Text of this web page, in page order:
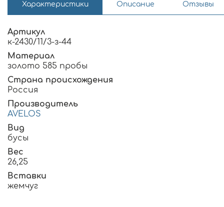
Характеристики Описание Отзывы
Артикул
к-2430/11/3-з-44
Материал
золото 585 пробы
Страна происхождения
Россия
Производитель
AVELOS
Вид
бусы
Вес
26,25
Вставки
жемчуг